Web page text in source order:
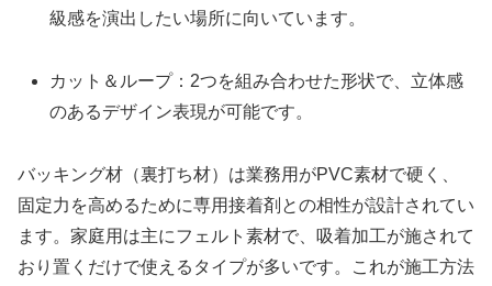
級感を演出したい場所に向いています。
カット＆ループ：2つを組み合わせた形状で、立体感
のあるデザイン表現が可能です。
バッキング材（裏打ち材）は業務用がPVC素材で硬く、
固定力を高めるために専用接着剤との相性が設計されてい
ます。家庭用は主にフェルト素材で、吸着加工が施されて
おり置くだけで使えるタイプが多いです。これが施工方法